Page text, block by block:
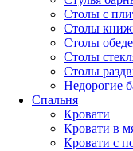
Столы с
Столы
Столы
Столы
Столы
Недорогие
Спальня
Кровати
Кровати в
Кровати с